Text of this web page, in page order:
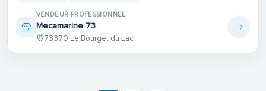
VENDEUR PROFESSIONNEL
Mecamarine 73
73370 Le Bourget du Lac